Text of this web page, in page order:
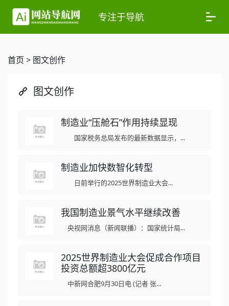
专注于导航
首页 > 图文创作
图文创作
制造业“压舱石”作用持续显现
国家税务总局发布的最新数据显示，...
制造业加快数智化转型
日前举行的2025世界制造业大会...
我国制造业景气水平继续改善
央视网消息（新闻联播）：国家统计局...
2025世界制造业大会促成合作项目
投资总额超3800亿元
中新网合肥9月30日电 (记者 张...